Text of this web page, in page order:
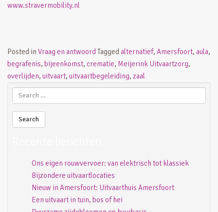
www.stravermobility.nl
Posted in Vraag en antwoordTaggedalternatief, Amersfoort, aula,
begrafenis, bijeenkomst, crematie, Meijerink Uitvaartzorg,
overlijden, uitvaart, uitvaartbegeleiding, zaal
Ons eigen rouwvervoer: van elektrisch tot klassiek
Bijzondere uitvaartlocaties
Nieuw in Amersfoort: Uitvaarthuis Amersfoort
Een uitvaart in tuin, bos of hei